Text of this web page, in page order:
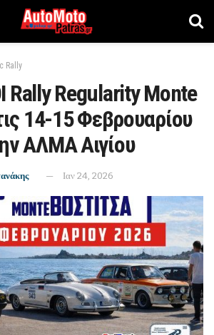
Rally
Rally Regularity Monte
14-15 Φεβρουαρίου
ΑΛΜΑ Αιγίου
Ιαν 24, 2026